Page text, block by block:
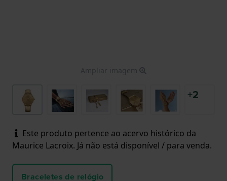
Ampliar imagem
+2
Este produto pertence ao acervo histórico da
Maurice Lacroix. Já não está disponível / para venda.
Braceletes de relógio